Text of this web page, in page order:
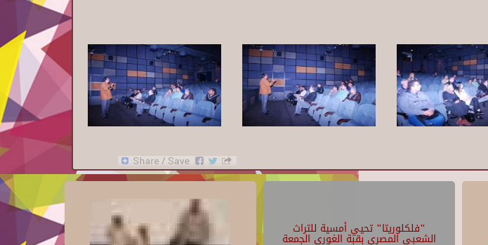
"فلكلوريتا" تحيي أمسية للتراث
الشعبي المصري بقبة الغوري الجمعة